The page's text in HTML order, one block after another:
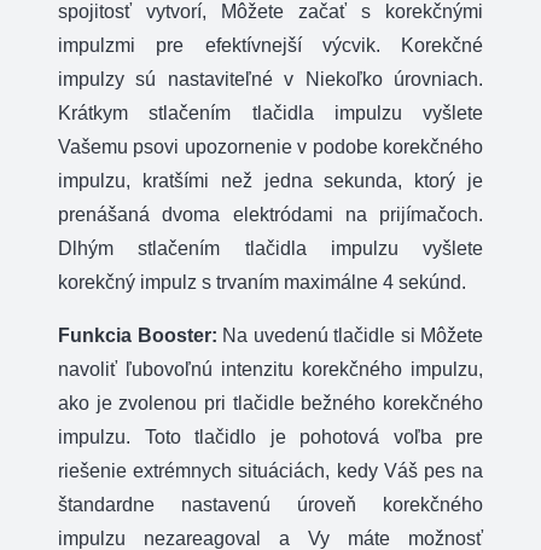
spojitosť vytvorí, Môžete začať s korekčnými
impulzmi pre efektívnejší výcvik. Korekčné
impulzy sú nastaviteľné v Niekoľko úrovniach.
Krátkym stlačením tlačidla impulzu vyšlete
Vašemu psovi upozornenie v podobe korekčného
impulzu, kratšími než jedna sekunda, ktorý je
prenášaná dvoma elektródami na prijímačoch.
Dlhým stlačením tlačidla impulzu vyšlete
korekčný impulz s trvaním maximálne 4 sekúnd.
Funkcia Booster: Na uvedenú tlačidle si Môžete
navoliť ľubovoľnú intenzitu korekčného impulzu,
ako je zvolenou pri tlačidle bežného korekčného
impulzu. Toto tlačidlo je pohotová voľba pre
riešenie extrémnych situáciách, kedy Váš pes na
štandardne nastavenú úroveň korekčného
impulzu nezareagoval a Vy máte možnosť